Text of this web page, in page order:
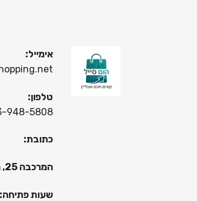
אימייל:
טלפון:
948-5808
כתובת:
המרכבה 25, חולון
שעות פתיחה: